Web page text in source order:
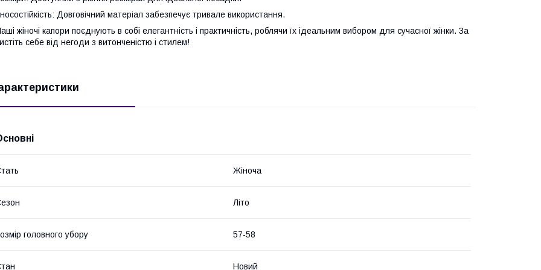
Довговічний матеріал забезпечує тривале використання.
жіночі капори поєднують в собі елегантність і практичність, роблячи їх ідеальним вибором для сучасної жінки. За
себе від негоди з витонченістю і стилем!
Жіноча
Літо
головного убору 57-58
Новий